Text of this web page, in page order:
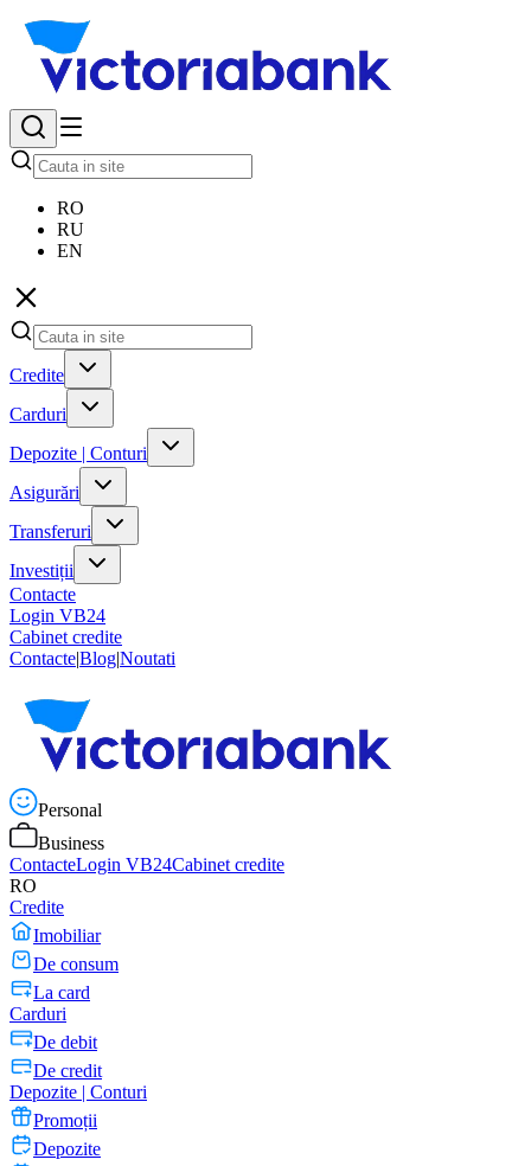
RO
RU
EN
Credite
Carduri
Depozite | Conturi
Asigurări
Transferuri
Investiții
Contacte
Login VB24
Cabinet credite
Contacte|Blog|Noutati
Personal
Business
ContacteLogin VB24Cabinet credite
RO
Credite
Imobiliar
De consum
La card
Carduri
De debit
De credit
Depozite | Conturi
Promoții
Depozite